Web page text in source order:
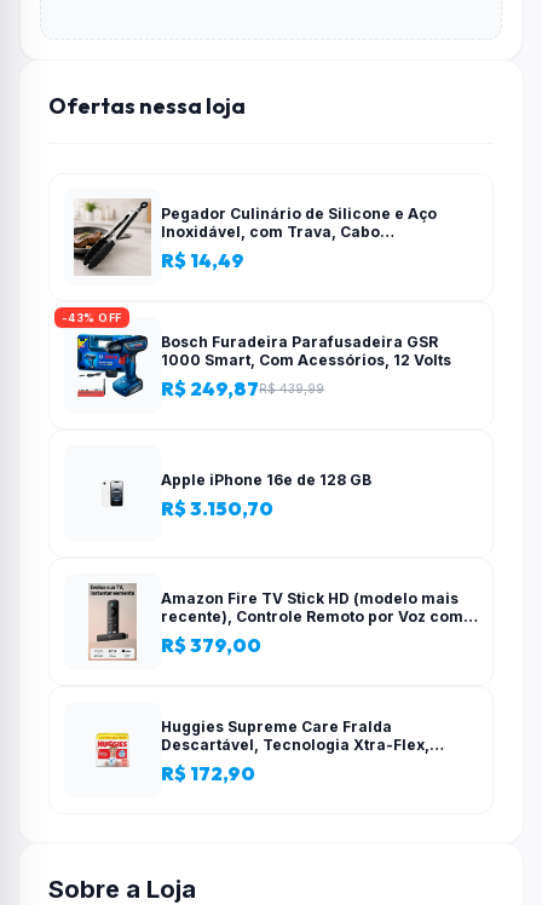
Ofertas nessa loja
Pegador Culinário de Silicone e Aço
Inoxidável, com Trava, Cabo
Antiderrapante, Multiuso, Preto, de 28
cm, Para salada, pastas, cozinha
R$ 14,49
-43% OFF
Bosch Furadeira Parafusadeira GSR
1000 Smart, Com Acessórios, 12 Volts
R$ 249,87R$ 439,99
Apple iPhone 16e de 128 GB
R$ 3.150,70
Amazon Fire TV Stick HD (modelo mais
recente), Controle Remoto por Voz com
Alexa, alimentado pela TV, com
configuração simples
R$ 379,00
Huggies Supreme Care Fralda
Descartável, Tecnologia Xtra-Flex,
Canais em X, Máxima Proteção, XG, 140
Unidades
R$ 172,90
Sobre a Loja